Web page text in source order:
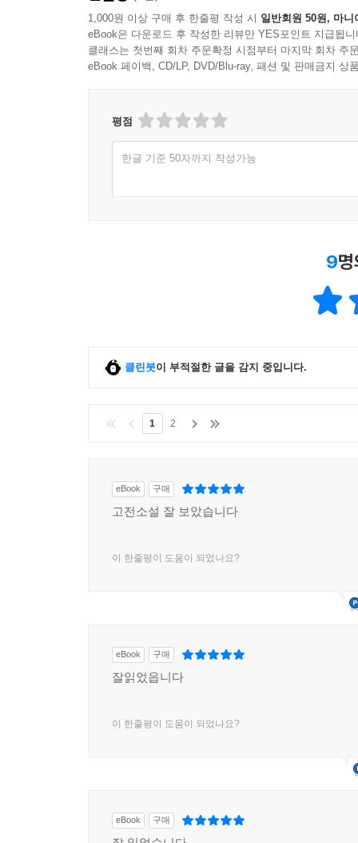
1,000원 이상 구매 후 한줄평 작성 시 일반회원 50원, 마니
eBook은 다운로드 후 작성한 리뷰만 YES포인트 지급됩니
클래스는 첫번째 회차 주문확정 시점부터 마지막 회차 주
eBook 페이백, CD/LP, DVD/Blu-ray, 패션 및 판매금지 상
평점
한글 기준 50자까지 작성가능
9
클린봇이 부적절한 글을 감지 중입니다.
1 2
eBook 구매
고전소설 잘 보았습니다
이 한줄평이 도움이 되었나요?
eBook 구매
잘읽었읍니다
이 한줄평이 도움이 되었나요?
eBook 구매